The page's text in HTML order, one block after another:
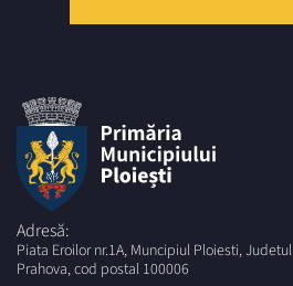
Adresă:
Piata Eroilor nr.1A, Muncipiul Ploiesti, Judetul
Prahova, cod postal 100006